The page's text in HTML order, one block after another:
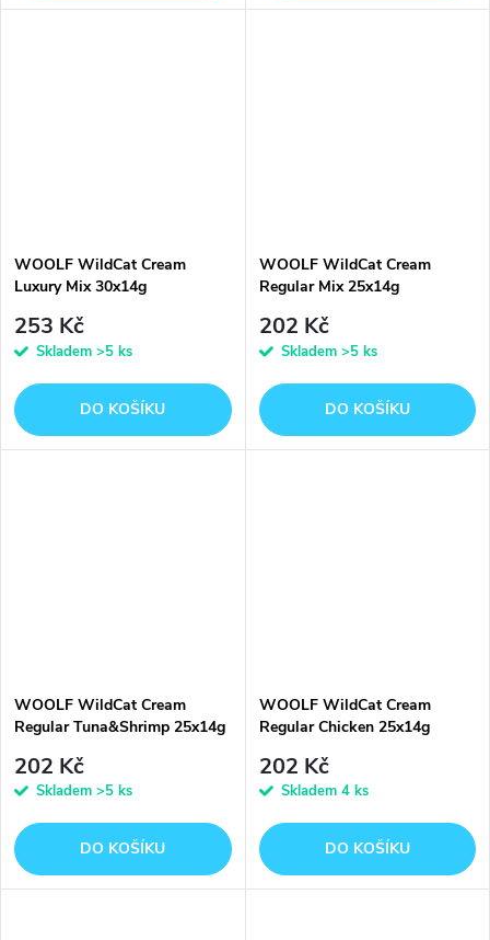
WOOLF WildCat Cream
Luxury Mix 30x14g
253 Kč
Skladem >5 ks
DO KOŠÍKU
WOOLF WildCat Cream
Regular Mix 25x14g
202 Kč
Skladem >5 ks
DO KOŠÍKU
WOOLF WildCat Cream
Regular Tuna&Shrimp 25x14g
202 Kč
Skladem >5 ks
DO KOŠÍKU
WOOLF WildCat Cream
Regular Chicken 25x14g
202 Kč
Skladem 4 ks
DO KOŠÍKU